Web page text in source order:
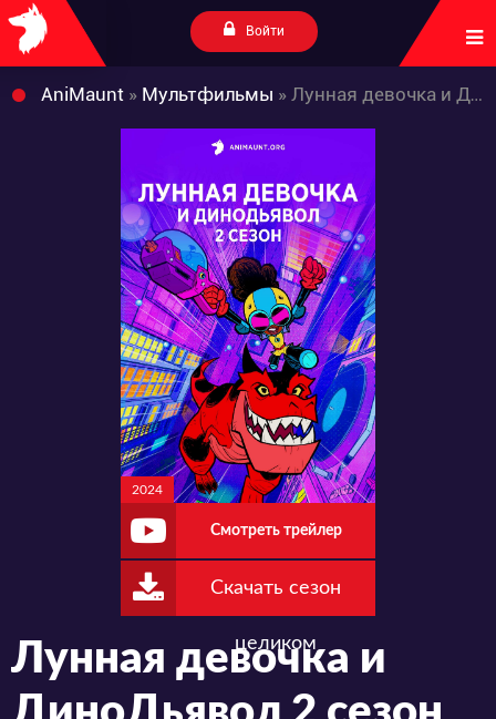
Войти
AniMaunt » Мультфильмы » Лунная девочка и ДиноДьявол 2 сезон
2024
Смотреть трейлер
Скачать сезон
целиком
Лунная девочка и